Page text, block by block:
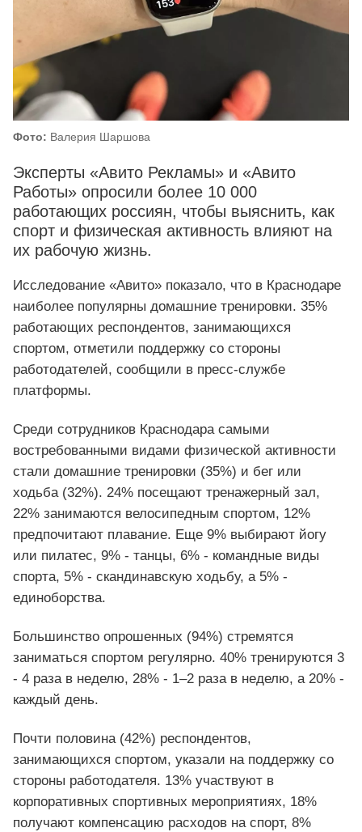
Фото: Валерия Шаршова
Эксперты «Авито Рекламы» и «Авито
Работы» опросили более 10 000
работающих россиян, чтобы выяснить, как
спорт и физическая активность влияют на
их рабочую жизнь.
Исследование «Авито» показало, что в Краснодаре
наиболее популярны домашние тренировки. 35%
работающих респондентов, занимающихся
спортом, отметили поддержку со стороны
работодателей, сообщили в пресс-службе
платформы.
Среди сотрудников Краснодара самыми
востребованными видами физической активности
стали домашние тренировки (35%) и бег или
ходьба (32%). 24% посещают тренажерный зал,
22% занимаются велосипедным спортом, 12%
предпочитают плавание. Еще 9% выбирают йогу
или пилатес, 9% - танцы, 6% - командные виды
спорта, 5% - скандинавскую ходьбу, а 5% -
единоборства.
Большинство опрошенных (94%) стремятся
заниматься спортом регулярно. 40% тренируются 3
- 4 раза в неделю, 28% - 1–2 раза в неделю, а 20% -
каждый день.
Почти половина (42%) респондентов,
занимающихся спортом, указали на поддержку со
стороны работодателя. 13% участвуют в
корпоративных спортивных мероприятиях, 18%
получают компенсацию расходов на спорт, 8%